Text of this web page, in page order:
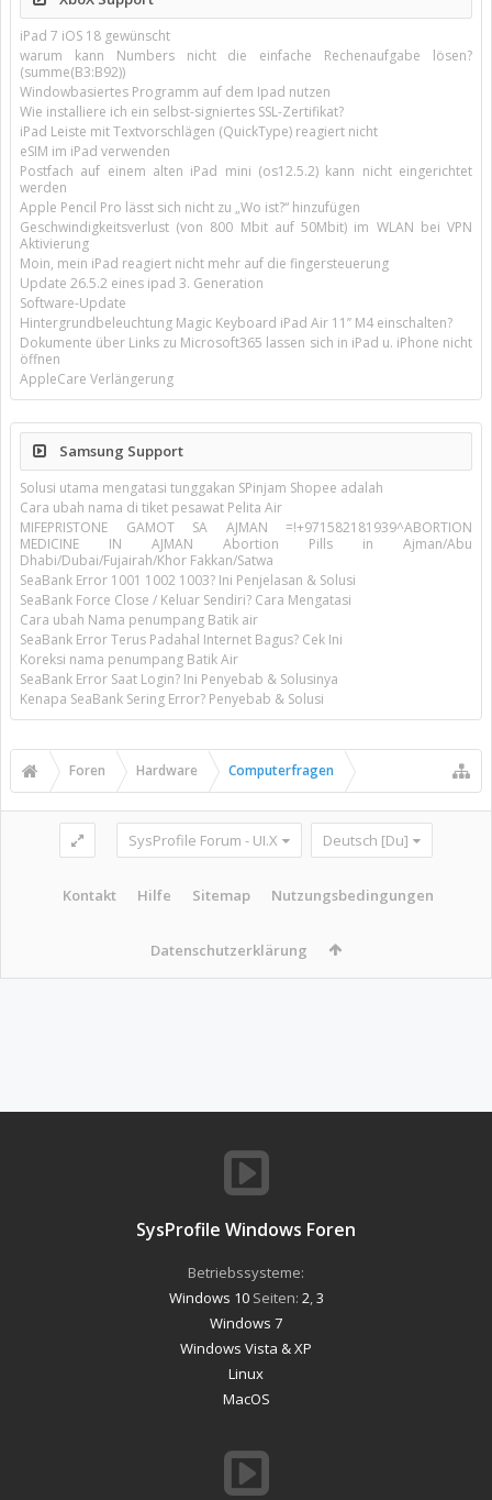
iPad 7 iOS 18 gewünscht
warum kann Numbers nicht die einfache Rechenaufgabe lösen?
(summe(B3:B92))
Windowbasiertes Programm auf dem Ipad nutzen
Wie installiere ich ein selbst-signiertes SSL-Zertifikat?
iPad Leiste mit Textvorschlägen (QuickType) reagiert nicht
eSIM im iPad verwenden
Postfach auf einem alten iPad mini (os12.5.2) kann nicht eingerichtet
werden
Apple Pencil Pro lässt sich nicht zu „Wo ist?“ hinzufügen
Geschwindigkeitsverlust (von 800 Mbit auf 50Mbit) im WLAN bei VPN
Aktivierung
Moin, mein iPad reagiert nicht mehr auf die fingersteuerung
Update 26.5.2 eines ipad 3. Generation
Software-Update
Hintergrundbeleuchtung Magic Keyboard iPad Air 11’’ M4 einschalten?
Dokumente über Links zu Microsoft365 lassen sich in iPad u. iPhone nicht
öffnen
AppleCare Verlängerung
Samsung Support
Solusi utama mengatasi tunggakan SPinjam Shopee adalah
Cara ubah nama di tiket pesawat Pelita Air
MIFEPRISTONE GAMOT SA AJMAN =!+971582181939^ABORTION
MEDICINE IN AJMAN Abortion Pills in Ajman/Abu
Dhabi/Dubai/Fujairah/Khor Fakkan/Satwa
SeaBank Error 1001 1002 1003? Ini Penjelasan & Solusi
SeaBank Force Close / Keluar Sendiri? Cara Mengatasi
Cara ubah Nama penumpang Batik air
SeaBank Error Terus Padahal Internet Bagus? Cek Ini
Koreksi nama penumpang Batik Air
SeaBank Error Saat Login? Ini Penyebab & Solusinya
Kenapa SeaBank Sering Error? Penyebab & Solusi
Foren Hardware Computerfragen
SysProfile Forum - UI.X Deutsch [Du]
Kontakt Hilfe Sitemap Nutzungsbedingungen
Datenschutzerklärung
SysProfile Windows Foren
Betriebssysteme:
Windows 10Seiten: 2,3
Windows 7
Windows Vista & XP
Linux
MacOS